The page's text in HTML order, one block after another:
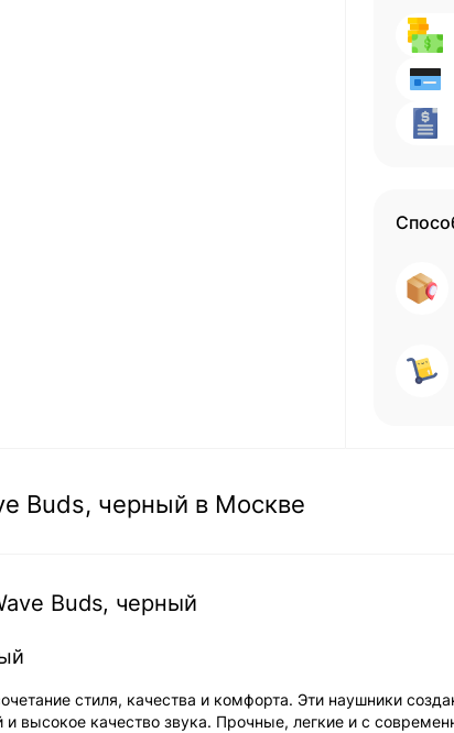
Buds, черный в Москве
Buds, черный
стиля, качества и комфорта. Эти наушники
высокое качество звука. Прочные, легкие и с